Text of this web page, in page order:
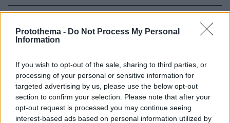
Protothema - Do Not Process My Personal
Information
If you wish to opt-out of the sale, sharing to third parties, or
processing of your personal or sensitive information for
targeted advertising by us, please use the below opt-out
section to confirm your selection. Please note that after your
opt-out request is processed you may continue seeing
interest-based ads based on personal information utilized by